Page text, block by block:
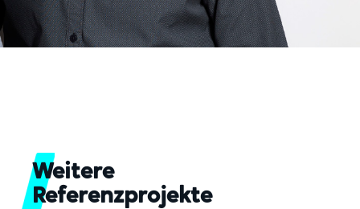
Weitere
Referenzprojekte